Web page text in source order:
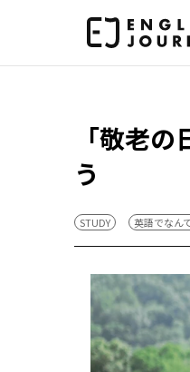
「敬老
う
STUDY 英語でなん